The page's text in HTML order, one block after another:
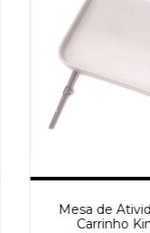
Mesa de
Carrinho